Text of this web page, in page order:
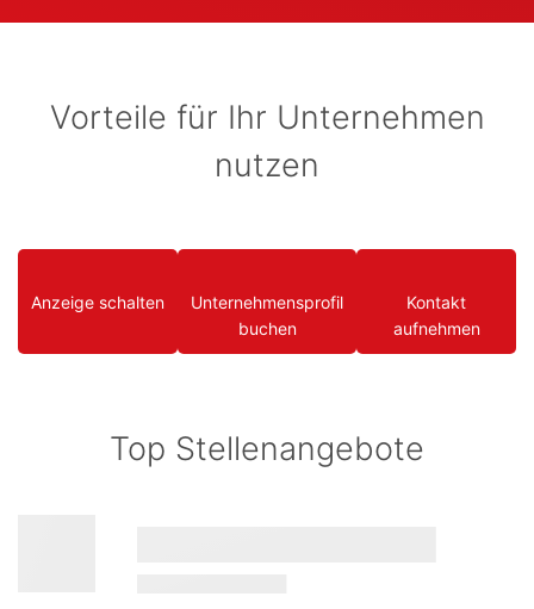
Vorteile für Ihr Unternehmen
nutzen
Anzeige schalten
Unternehmensprofil
buchen
Kontakt
aufnehmen
Top Stellenangebote